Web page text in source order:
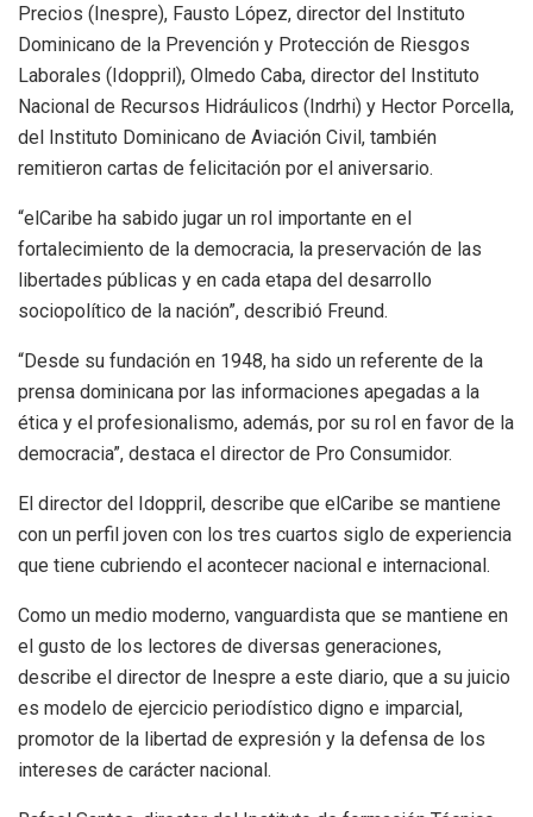
Precios (Inespre), Fausto López, director del Instituto
Dominicano de la Prevención y Protección de Riesgos
Laborales (Idoppril), Olmedo Caba, director del Instituto
Nacional de Recursos Hidráulicos (Indrhi) y Hector Porcella,
del Instituto Dominicano de Aviación Civil, también
remitieron cartas de felicitación por el aniversario.
“elCaribe ha sabido jugar un rol importante en el
fortalecimiento de la democracia, la preservación de las
libertades públicas y en cada etapa del desarrollo
sociopolítico de la nación”, describió Freund.
“Desde su fundación en 1948, ha sido un referente de la
prensa dominicana por las informaciones apegadas a la
ética y el profesionalismo, además, por su rol en favor de la
democracia”, destaca el director de Pro Consumidor.
El director del Idoppril, describe que elCaribe se mantiene
con un perfil joven con los tres cuartos siglo de experiencia
que tiene cubriendo el acontecer nacional e internacional.
Como un medio moderno, vanguardista que se mantiene en
el gusto de los lectores de diversas generaciones,
describe el director de Inespre a este diario, que a su juicio
es modelo de ejercicio periodístico digno e imparcial,
promotor de la libertad de expresión y la defensa de los
intereses de carácter nacional.